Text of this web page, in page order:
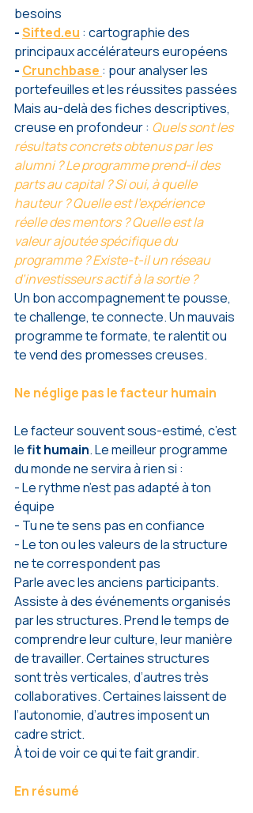
besoins
- Sifted.eu : cartographie des
principaux accélérateurs européens
- Crunchbase : pour analyser les
portefeuilles et les réussites passées
Mais au-delà des fiches descriptives,
creuse en profondeur : Quels sont les
résultats concrets obtenus par les
alumni ? Le programme prend-il des
parts au capital ? Si oui, à quelle
hauteur ? Quelle est l’expérience
réelle des mentors ? Quelle est la
valeur ajoutée spécifique du
programme ? Existe-t-il un réseau
d’investisseurs actif à la sortie ?
Un bon accompagnement te pousse,
te challenge, te connecte. Un mauvais
programme te formate, te ralentit ou
te vend des promesses creuses.
Ne néglige pas le facteur humain
Le facteur souvent sous-estimé, c’est
le fit humain. Le meilleur programme
du monde ne servira à rien si :
- Le rythme n’est pas adapté à ton
équipe
- Tu ne te sens pas en confiance
- Le ton ou les valeurs de la structure
ne te correspondent pas
Parle avec les anciens participants.
Assiste à des événements organisés
par les structures. Prend le temps de
comprendre leur culture, leur manière
de travailler. Certaines structures
sont très verticales, d’autres très
collaboratives. Certaines laissent de
l’autonomie, d’autres imposent un
cadre strict.
À toi de voir ce qui te fait grandir.
En résumé